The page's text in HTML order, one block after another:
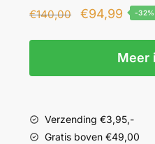
€140,00 €94,99 -32%
Meer
Verzending €3,95,-
Gratis boven €49,00